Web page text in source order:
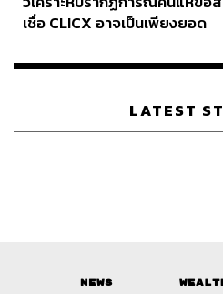
าศจากโคบอลต์และนิกเกิลซึ่งใช้
แทน แบตเตอรี่ชนิดดังกล่าวจะ
พลังงานได้รวดเร็วกว่าแบตเตอ
คอมพิวเตอร์ควอนตัมยังอาจนำไ
เชื่อ CLICX อาจเป็นเพียงยอด
เรือนไทยที่ถูกซุกไว้
LATEST
News